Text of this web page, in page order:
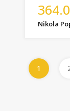
Nikola
1